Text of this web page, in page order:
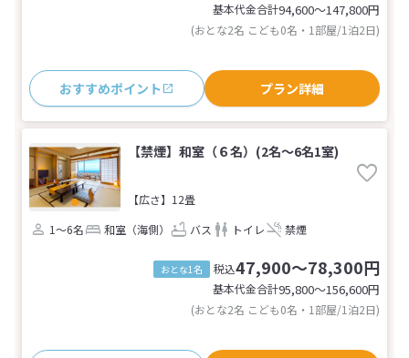
基本代金合計94,600〜147,800円
(おとな2名 こども0名・1部屋/1泊2日)
おすすめポイント プラン詳細
【禁煙】和室（６名）(2名～6名1室)
【広さ】12畳
1～6名
和室（海側） バス トイレ 禁煙
おとな1名 税込47,900～78,300円
基本代金合計95,800〜156,600円
(おとな2名 こども0名・1部屋/1泊2日)